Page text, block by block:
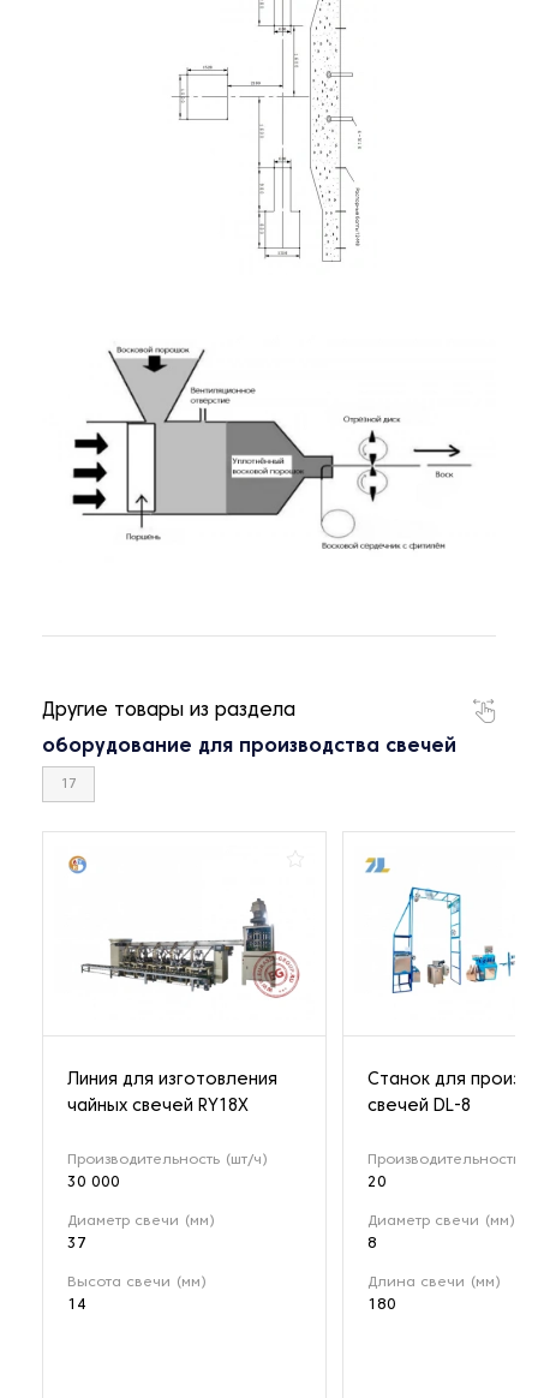
Другие товары из раздела
оборудование для производства свечей
17
Линия для изготовления
чайных свечей RY18X
Производительность (шт/ч)
30 000
Диаметр свечи (мм)
37
Высота свечи (мм)
14
Станок для
свечей DL-8
Производительность
20
Диаметр свечи (мм)
8
Длина свечи (мм)
180